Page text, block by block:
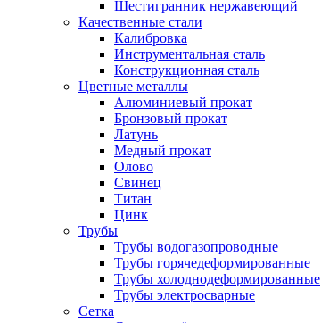
Шестигранник нержавеющий
Качественные стали
Калибровка
Инструментальная сталь
Конструкционная сталь
Цветные металлы
Алюминиевый прокат
Бронзовый прокат
Латунь
Медный прокат
Олово
Свинец
Титан
Цинк
Трубы
Трубы водогазопроводные
Трубы горячедеформированные
Трубы холоднодеформированные
Трубы электросварные
Сетка